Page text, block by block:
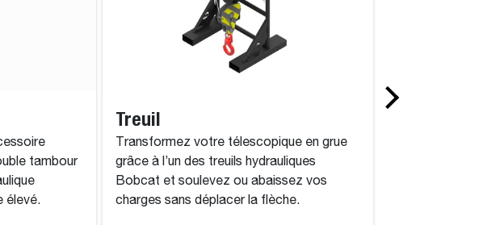
tambour
élevé.
Treuil
Transformez votre télescopique en grue
grâce à l’un des treuils hydrauliques
Bobcat et soulevez ou abaissez vos
charges sans déplacer la flèche.